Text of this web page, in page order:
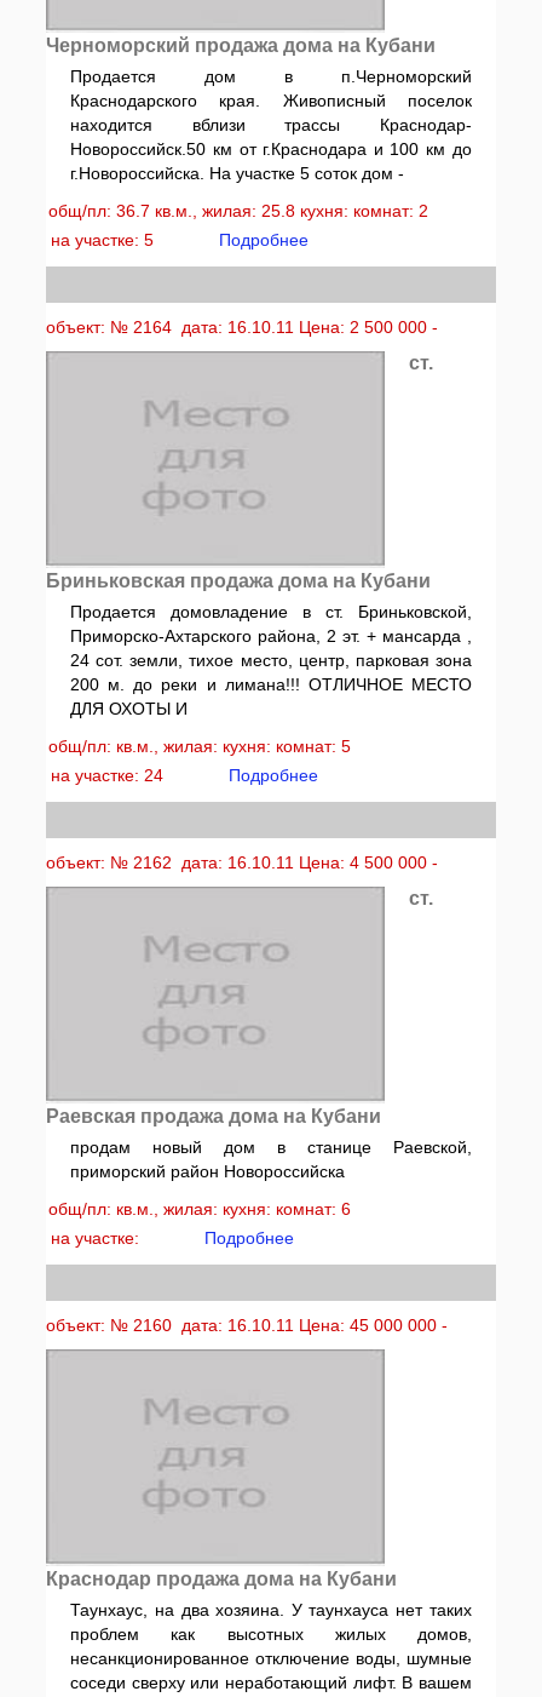
Черноморский продажа дома на Кубани
Продается дом в п.Черноморский
Краснодарского края. Живописный поселок
находится вблизи трассы Краснодар-
Новороссийск.50 км от г.Краснодара и 100 км до
г.Новороссийска. На участке 5 соток дом -
общ/пл: 36.7 кв.м., жилая: 25.8 кухня: комнат: 2
на участке: 5
Подробнее
объект: № 2164 дата: 16.10.11 Цена: 2 500 000 -
ст.
Бриньковская продажа дома на Кубани
Продается домовладение в ст. Бриньковской,
Приморско-Ахтарского района, 2 эт. + мансарда ,
24 сот. земли, тихое место, центр, парковая зона
200 м. до реки и лимана!!! ОТЛИЧНОЕ МЕСТО
ДЛЯ ОХОТЫ И
общ/пл: кв.м., жилая: кухня: комнат: 5
на участке: 24
Подробнее
объект: № 2162 дата: 16.10.11 Цена: 4 500 000 -
ст.
Раевская продажа дома на Кубани
продам новый дом в станице Раевской,
приморский район Новороссийска
общ/пл: кв.м., жилая: кухня: комнат: 6
на участке:
Подробнее
объект: № 2160 дата: 16.10.11 Цена: 45 000 000 -
Краснодар продажа дома на Кубани
Таунхаус, на два хозяина. У таунхауса нет таких
проблем как высотных жилых домов,
несанкционированное отключение воды, шумные
соседи сверху или неработающий лифт. В вашем